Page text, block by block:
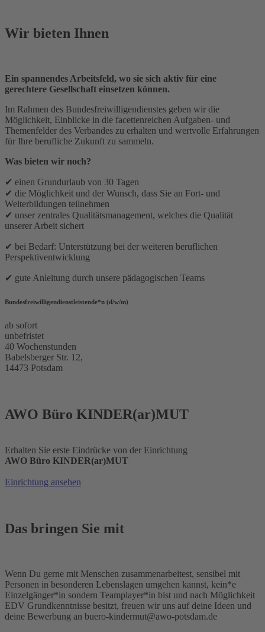
Wir bieten Ihnen
Ein spannendes Arbeitsfeld, wo sie sich aktiv für eine
gerechtere Gesellschaft einsetzen können.
Im Rahmen des Bundesfreiwilligendienstes geben wir die
Möglichkeit, Einblicke in die facettenreichen Aufgaben- und
Themenfelder des Verbandes zu erhalten und wertvolle Erfahrungen
für Ihre berufliche Zukunft zu sammeln.
Was bieten wir noch?
✔ einen Grundurlaub von 30 Tagen
✔ die Möglichkeit und der Wunsch, dass Sie an Fort- und
Weiterbildungen teilnehmen
✔ unser zentrales Qualitätsmanagement, welches die Qualität
unserer Arbeit sichert
✔ bei Bedarf: Unterstützung bei der weiteren beruflichen
Perspektiventwicklung
✔ gute Anleitung durch unsere pädagogischen Teams
Bundesfreiwilligendienstleistende*n (d/w/m)
ab sofort
unbefristet
40 Wochenstunden
Babelsberger Str. 12,
14473 Potsdam
AWO Büro KINDER(ar)MUT
Erhalten Sie erste Eindrücke von der Einrichtung
AWO Büro KINDER(ar)MUT
Einrichtung ansehen
Das bringen Sie mit
Wenn Du gerne mit Menschen zusammenarbeitest, sensibel mit
Personen in besonderen Lebenslagen umgehen kannst, kein*e
Einzelgänger*in sondern Teamplayer*in bist und nach Möglichkeit
EDV Grundkenntnisse besitzt, freuen wir uns auf deine Ideen und
deine Bewerbung an buero-kindermut@awo-potsdam.de